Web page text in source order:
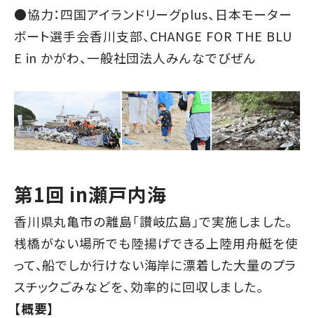
●協力：四国アイランドリーグplus、日本モーター
ボート選手会香川支部、CHANGE FOR THE BLU
E in かがわ、一般社団法人みんなでびぜん
第1回 in瀬戸内海
香川県丸亀市の離島「讃岐広島」で実施しました。
桟橋がない場所でも陸揚げできる上陸用舟艇を使
って、船でしか行けない海岸に漂着した大量のプラ
スチックごみなどを、効率的に回収しました。
【概要】